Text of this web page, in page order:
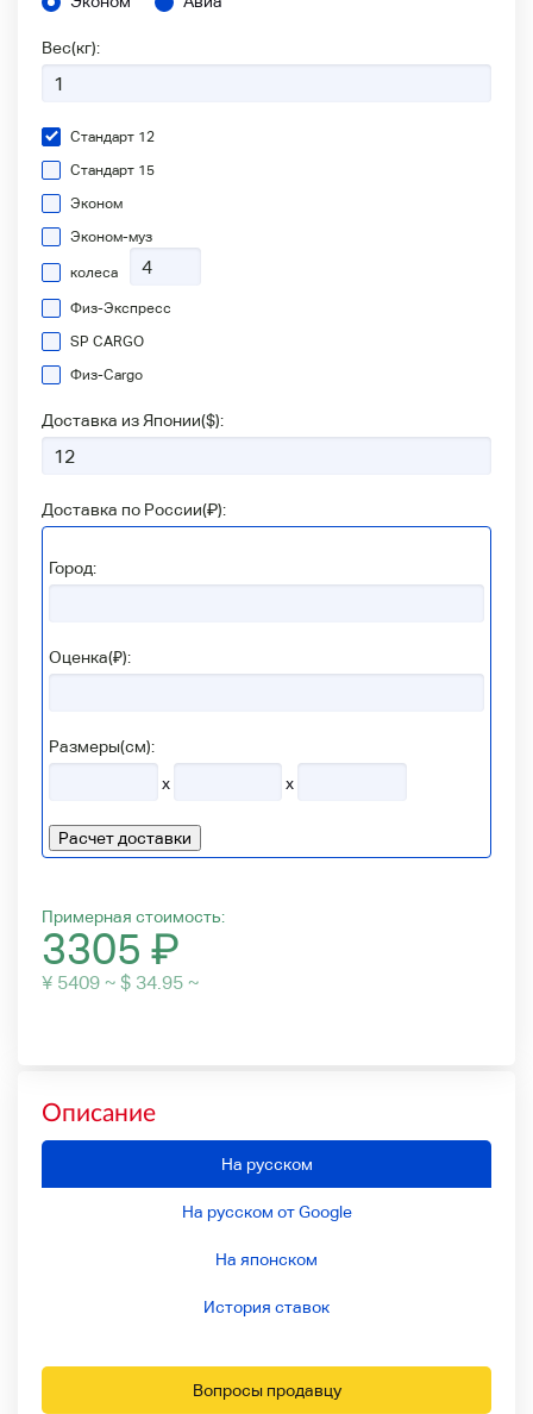
Вес(кг):
Стандарт 12
Стандарт 15
Эконом
Эконом-муз
колеса
Физ-Экспресс
SP CARGO
Физ-Сargo
Доставка из Японии($):
Доставка по России(₽):
Город:
Оценка(₽):
Размеры(см):
x
x
Расчет доставки
Примерная стоимость:
3305 ₽
¥ 5409 ~ $ 34.95 ~
Описание
На русском
На русском от Google
На японском
История ставок
Вопросы продавцу